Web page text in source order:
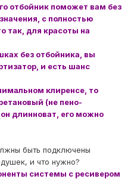
отбойник поможет вам без
с полностью
так, для красоты на
без отбойника, вы
и есть шанс
клиренсе, то
(не пено-
длинноват, его можно
быть подключены
и что нужно?
системы с ресивером